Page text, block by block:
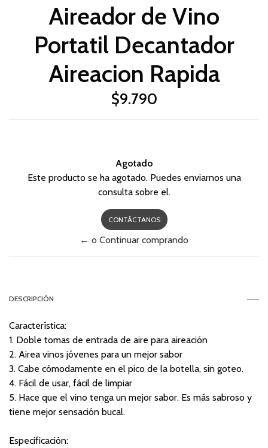
Aireador de Vino
Portatil Decantador
Aireacion Rapida
$9.790
Agotado
Este producto se ha agotado. Puedes enviarnos una
consulta sobre el.
CONTÁCTANOS
← o Continuar comprando
DESCRIPCIÓN
Característica:
1. Doble tomas de entrada de aire para aireación
2. Airea vinos jóvenes para un mejor sabor
3. Cabe cómodamente en el pico de la botella, sin goteo.
4. Fácil de usar, fácil de limpiar
5. Hace que el vino tenga un mejor sabor. Es más sabroso y
tiene mejor sensación bucal.
Especificación: